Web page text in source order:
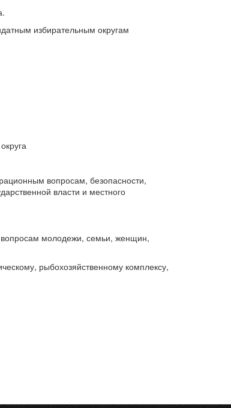
избирательным округам
вопросам, безопасности,
власти и местного
вопросам молодежи, семьи, женщин,
рыбохозяйственному комплексу,